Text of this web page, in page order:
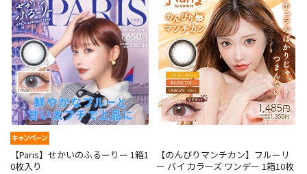
【Paris】せかいのふるーりー 1箱1
0枚入り
【のんびりマンチカン】フルーリ
ー バイ カラーズ ワンデー 1箱10枚